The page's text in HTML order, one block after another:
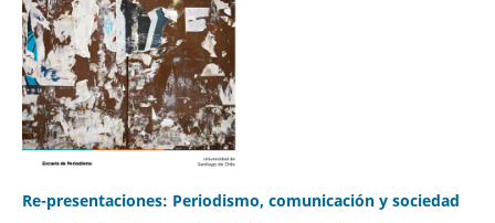
Re-presentaciones: Periodismo, comunicación y sociedad